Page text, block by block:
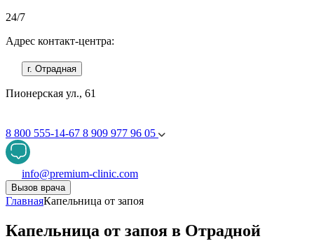
24/7
Адрес контакт-центра:
г. Отрадная
Пионерская ул., 61
8 800 555-14-67 8 909 977 96 05
info@premium-clinic.com
Вызов врача
ГлавнаяКапельница от запоя
Капельница от запоя в Отрадной